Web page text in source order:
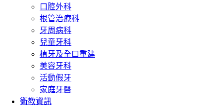
口腔外科
根管治療科
牙周病科
兒童牙科
植牙及全口重建
美容牙科
活動假牙
家庭牙醫
衛教資訊